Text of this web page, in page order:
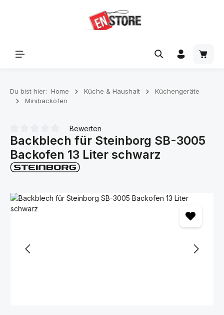
Du bist hier: Home Küche & Haushalt
Küchengeräte
Minibacköfen
Durchschnittliche Bewertung von 0 von 5 Sternen
Bewerten
Backblech für Steinborg SB-3005
Backofen 13 Liter schwarz
Bildergalerie überspringen